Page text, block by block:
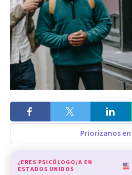
Priorízanos en
¿ERES PSICÓLOGO/A EN
ESTADOS UNIDOS